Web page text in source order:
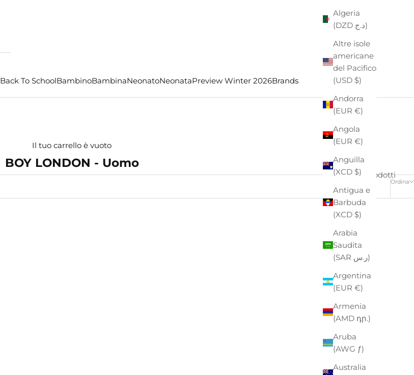
Back To SchoolBambinoBambinaNeonatoNeonataPreview Winter 2026Brands
Algeria
(DZD د.ج)
Altre isole
americane
del Pacifico
(USD $)
Andorra
(EUR €)
Angola
(EUR €)
Anguilla
(XCD $)
Antigua e
Barbuda
(XCD $)
Arabia
Saudita
(SAR ر.س)
Argentina
(EUR €)
Armenia
(AMD դր.)
Aruba
(AWG ƒ)
Australia
Il tuo carrello è vuoto
BOY LONDON - Uomo
Ordina
3 prodotti